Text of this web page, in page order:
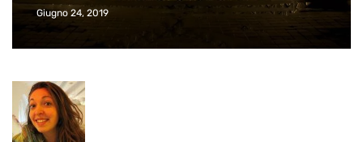
Giugno 24, 2019